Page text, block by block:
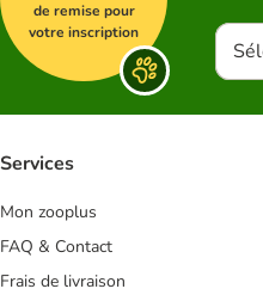
de remise pour
votre inscription
Services
Mon zooplus
FAQ & Contact
Frais de livraison